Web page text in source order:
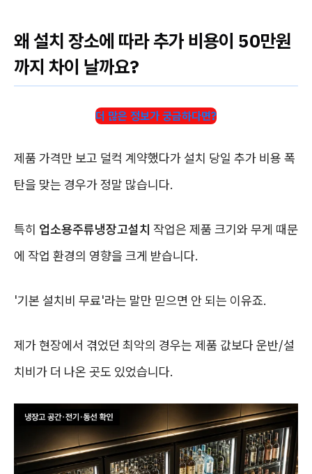
왜 설치 장소에 따라 추가 비용이 50만원
까지 차이 날까요?
더 많은 정보가 궁금하다면?
제품 가격만 보고 덜컥 계약했다가 설치 당일 추가 비용 폭
탄을 맞는 경우가 정말 많습니다.
특히 업소용주류냉장고설치 작업은 제품 크기와 무게 때문
에 작업 환경의 영향을 크게 받습니다.
'기본 설치비 무료'라는 말만 믿으면 안 되는 이유죠.
제가 현장에서 겪었던 최악의 경우는 제품 값보다 운반/설
치비가 더 나온 곳도 있었습니다.